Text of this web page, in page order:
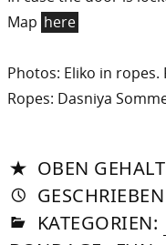
Map here
Photos: Eliko in
Ropes: Dasniya
OBEN
GESCHRIEBEN
IN
KATEGORIEN: